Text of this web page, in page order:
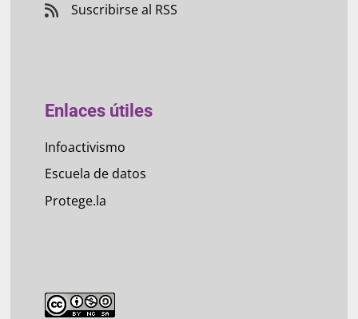
Suscribirse al RSS
Enlaces útiles
Infoactivismo
Escuela de datos
Protege.la